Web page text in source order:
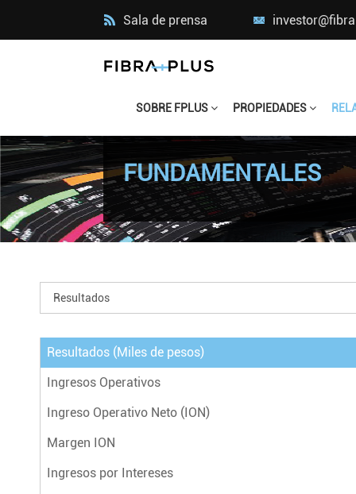
Sala de prensa
SOBRE FPLUS PROPIEDADES
FUNDAMENTALES
Resultados (Miles de pesos)
Ingresos Operativos
Ingreso Operativo Neto (ION)
Margen ION
Ingresos por Intereses